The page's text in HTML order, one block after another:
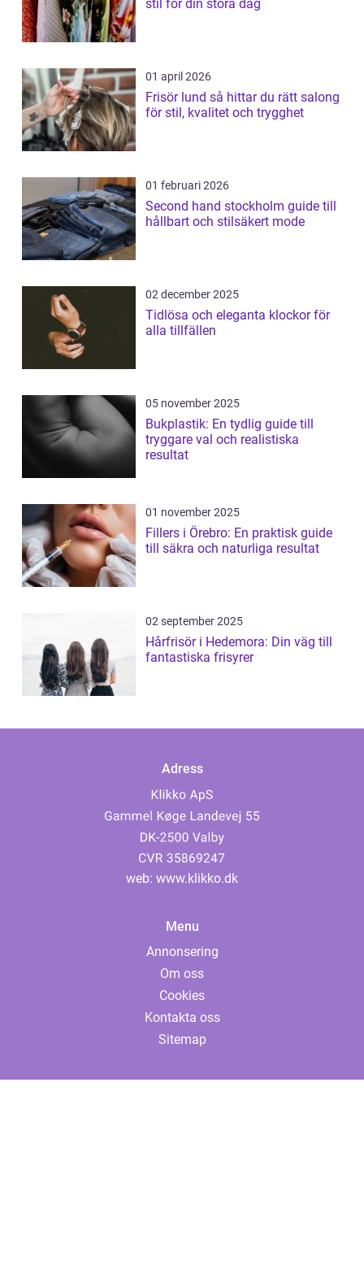
stil för din stora dag
01 april 2026
Frisör lund så hittar du rätt salong
för stil, kvalitet och trygghet
01 februari 2026
Second hand stockholm guide till
hållbart och stilsäkert mode
02 december 2025
Tidlösa och eleganta klockor för
alla tillfällen
05 november 2025
Bukplastik: En tydlig guide till
tryggare val och realistiska
resultat
01 november 2025
Fillers i Örebro: En praktisk guide
till säkra och naturliga resultat
02 september 2025
Hårfrisör i Hedemora: Din väg till
fantastiska frisyrer
Adress
web: www.klikko.dk
Menu
Annonsering
Om oss
Cookies
Kontakta oss
Sitemap